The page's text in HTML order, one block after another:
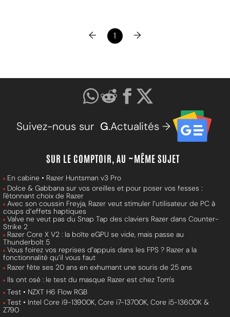
← 1 →
Suivez-nous sur G.Actualités →
SUR LE COMPTOIR, AU ~MÊME SUJET
En cabine • Razer Huntsman v3 Pro
Dolce & Gabbana sur vos oreilles et pour poser vos fesses :
l'étonnant choix de Razer
Avec son coussin Freyja, Razer veut stimuler l’utilisateur de PC à
coups d’effets haptiques
Valve ne veut pas du Snap Tap des claviers Razer dans Counter-
Strike 2
Razer Core X V2 : la boîte eGPU se vide, mais passe au
Thunderbolt 5
Vous foirez vos reprises d’appuis dans les FPS ? Razer a la
fonctionnalité qu’il vous faut
Razer fête ses 20 ans en exhumant une souris de 25 ans
Ils ont osé : le test du masque Razer est chez Tom's
Test • NZXT H6 Flow RGB
Test • Intel Core i9-13900K, Core i7-13700K, Core i5-13600K &
Z790